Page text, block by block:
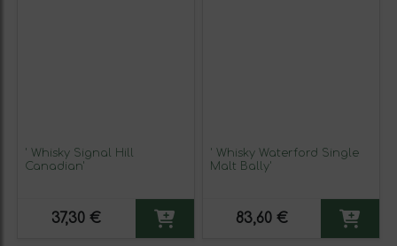
' Whisky Signal Hill
Canadian'
37,30 €
' Whisky Waterford Single
Malt Bally'
83,60 €